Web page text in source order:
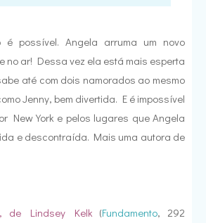
é possível. Angela arruma um novo
no ar! Dessa vez ela está mais esperta
até com dois namorados ao mesmo
Jenny, bem divertida. E é impossível
New York e pelos lugares que Angela
e descontraída. Mais uma autora de
, de Lindsey Kelk (Fundamento, 292